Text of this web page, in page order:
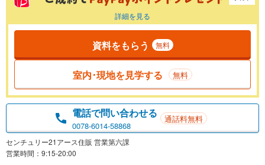
詳細を見る
資料をもらう 無料
室内･現地を見学する 無料
電話で問い合わせる
0078-6014-58868
通話料無料
センチュリー21アース住販 営業第六課
営業時間：9:15-20:00